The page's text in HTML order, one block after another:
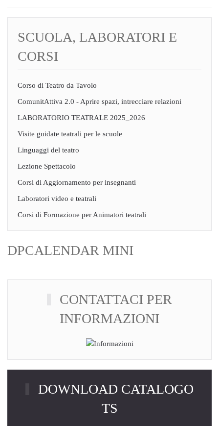
SCUOLA, LABORATORI E
CORSI
Corso di Teatro da Tavolo
ComunitAttiva 2.0 - Aprire spazi, intrecciare relazioni
LABORATORIO TEATRALE 2025_2026
Visite guidate teatrali per le scuole
Linguaggi del teatro
Lezione Spettacolo
Corsi di Aggiornamento per insegnanti
Laboratori video e teatrali
Corsi di Formazione per Animatori teatrali
DPCALENDAR MINI
CONTATTACI PER
INFORMAZIONI
DOWNLOAD CATALOGO
TS